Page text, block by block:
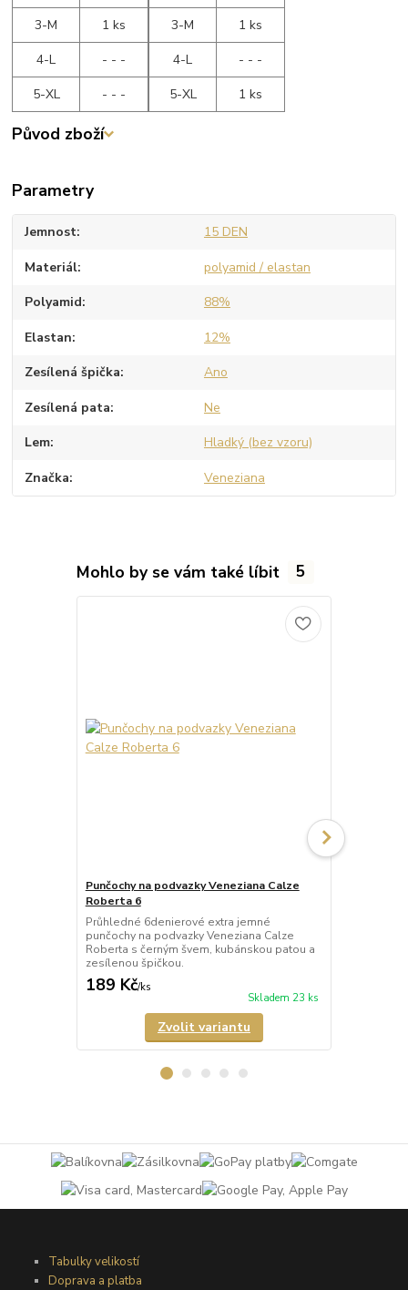
3-M
1 ks
4-L
- - -
5-XL
- - -
3-M
1 ks
4-L
- - -
5-XL
1 ks
Původ zboží
Parametry
Jemnost 15 DEN
Materiál polyamid / elastan
Polyamid 88%
Elastan 12%
Zesílená špička Ano
Zesílená pata Ne
Lem Hladký (bez vzoru)
Značka Veneziana
Mohlo by se vám také líbit 5
Punčochy na podvazky Veneziana Calze
Roberta 6
Průhledné 6denierové extra jemné
punčochy na podvazky Veneziana Calze
Roberta s černým švem, kubánskou patou a
zesílenou špičkou.
189 Kč/ks
Skladem 23 ks
Zvolit variantu
Tabulky velikostí
Doprava a platba